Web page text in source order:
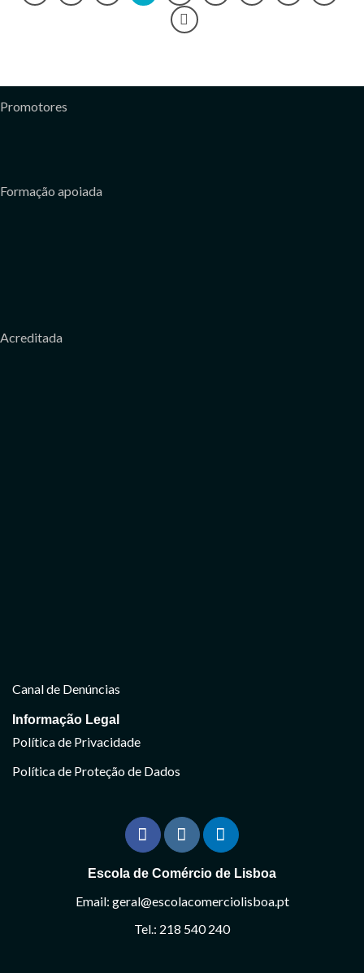
Promotores
Formação apoiada
Acreditada
Canal de Denúncias
Informação Legal
Política de Privacidade
Política de Proteção de Dados
Escola de Comércio de Lisboa
Email: geral@escolacomerciolisboa.pt
Tel.: 218 540 240